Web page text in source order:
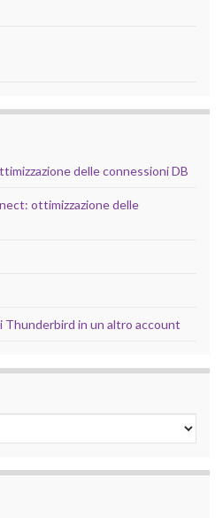
delle connessioni DB
ottimizzazione delle
Thunderbird in un altro account